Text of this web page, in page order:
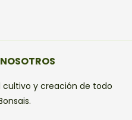
cultivo y creación de todo